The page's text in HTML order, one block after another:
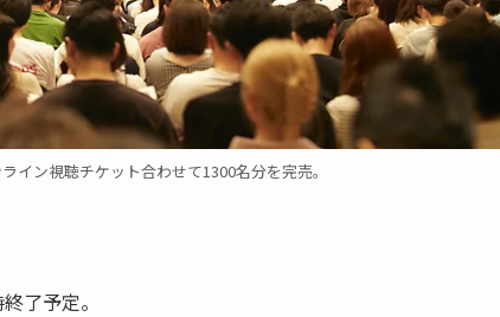
イン視聴チケット合わせて1300名分を完売。
了予定。